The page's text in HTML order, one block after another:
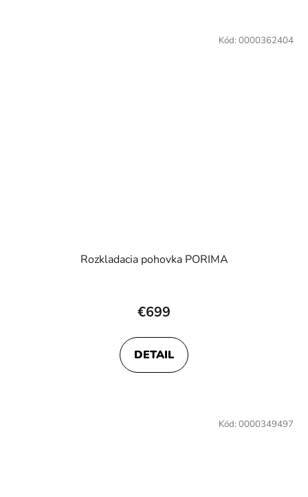
Rozkladacia pohovka PORIMA
€699
DETAIL
Kód: 0000362404
Kód: 0000349497